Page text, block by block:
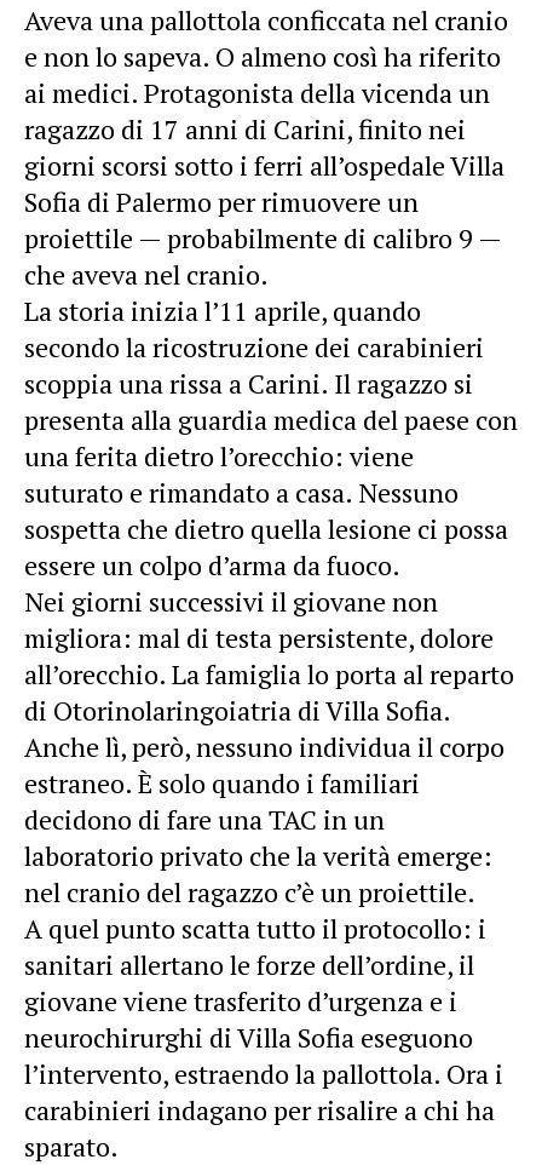
Aveva una pallottola conficcata nel cranio
e non lo sapeva. O almeno così ha riferito
ai medici. Protagonista della vicenda un
ragazzo di 17 anni di Carini, finito nei
giorni scorsi sotto i ferri all’ospedale Villa
Sofia di Palermo per rimuovere un
proiettile — probabilmente di calibro 9 —
che aveva nel cranio.
La storia inizia l’11 aprile, quando
secondo la ricostruzione dei carabinieri
scoppia una rissa a Carini. Il ragazzo si
presenta alla guardia medica del paese con
una ferita dietro l’orecchio: viene
suturato e rimandato a casa. Nessuno
sospetta che dietro quella lesione ci possa
essere un colpo d’arma da fuoco.
Nei giorni successivi il giovane non
migliora: mal di testa persistente, dolore
all’orecchio. La famiglia lo porta al reparto
di Otorinolaringoiatria di Villa Sofia.
Anche lì, però, nessuno individua il corpo
estraneo. È solo quando i familiari
decidono di fare una TAC in un
laboratorio privato che la verità emerge:
nel cranio del ragazzo c’è un proiettile.
A quel punto scatta tutto il protocollo: i
sanitari allertano le forze dell’ordine, il
giovane viene trasferito d’urgenza e i
neurochirurghi di Villa Sofia eseguono
l’intervento, estraendo la pallottola. Ora i
carabinieri indagano per risalire a chi ha
sparato.